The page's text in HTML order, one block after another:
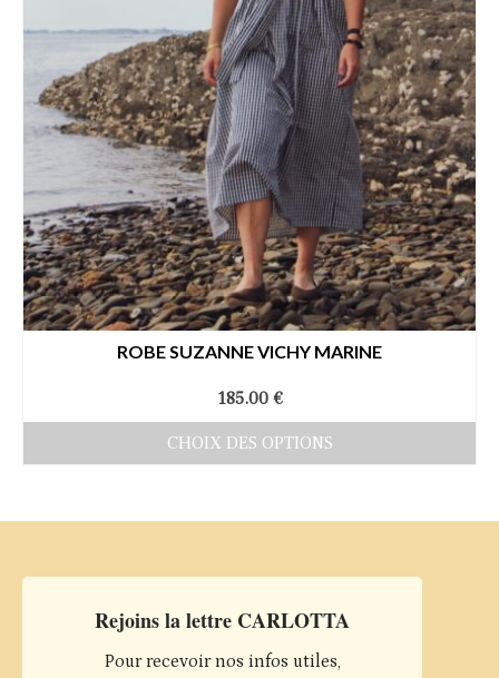
ROBE SUZANNE VICHY MARINE
185.00 €
CHOIX DES OPTIONS
plusieurs
variations.
Les
Rejoins la lettre CARLOTTA
Pour recevoir nos infos utiles,